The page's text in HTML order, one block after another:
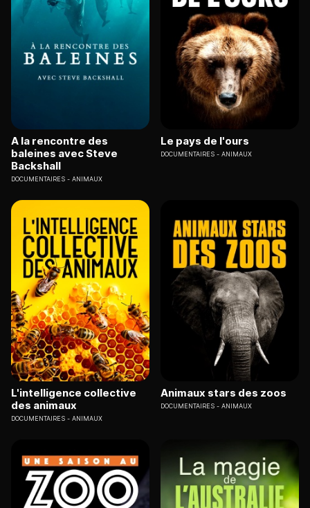
A la rencontre des
baleines avec Steve
Backshall
DOCUMENTAIRES ANIMAUX
Le pays de l'ours
DOCUMENTAIRES ANIMAUX
L'intelligence collective
des animaux
DOCUMENTAIRES ANIMAUX
Animaux stars des zoos
DOCUMENTAIRES ANIMAUX